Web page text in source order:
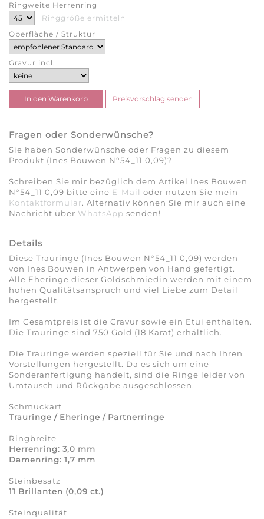
Ringweite Herrenring
Ringgröße ermitteln
Oberfläche / Struktur
Gravur incl.
Fragen oder Sonderwünsche?
Sie haben Sonderwünsche oder Fragen zu diesem
Produkt (Ines Bouwen N°54_11 0,09)?
Schreiben Sie mir bezüglich dem Artikel Ines Bouwen
N°54_11 0,09 bitte eine E-Mail oder nutzen Sie mein
Kontaktformular. Alternativ können Sie mir auch eine
Nachricht über WhatsApp senden!
Details
Diese Trauringe (Ines Bouwen N°54_11 0,09) werden
von Ines Bouwen in Antwerpen von Hand gefertigt.
Alle Eheringe dieser Goldschmiedin werden mit einem
hohen Qualitätsanspruch und viel Liebe zum Detail
hergestellt.
Im Gesamtpreis ist die Gravur sowie ein Etui enthalten.
Die Trauringe sind 750 Gold (18 Karat) erhältlich.
Die Trauringe werden speziell für Sie und nach Ihren
Vorstellungen hergestellt. Da es sich um eine
Sonderanfertigung handelt, sind die Ringe leider von
Umtausch und Rückgabe ausgeschlossen.
Schmuckart
Trauringe / Eheringe / Partnerringe
Ringbreite
Herrenring: 3,0 mm
Damenring: 1,7 mm
Steinbesatz
11 Brillanten (0,09 ct.)
Steinqualität